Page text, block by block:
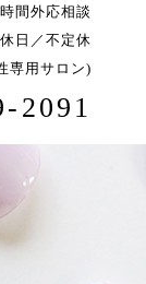
間外応相談
日／不定休
専用サロン)
2091